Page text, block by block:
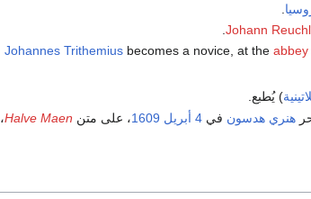
Johann
Johannes Trithemiusbecomes a novice, at the abbey
) يُطبع.
هنري هدسون في4 أبريل 1609، على متن Halve Maen،